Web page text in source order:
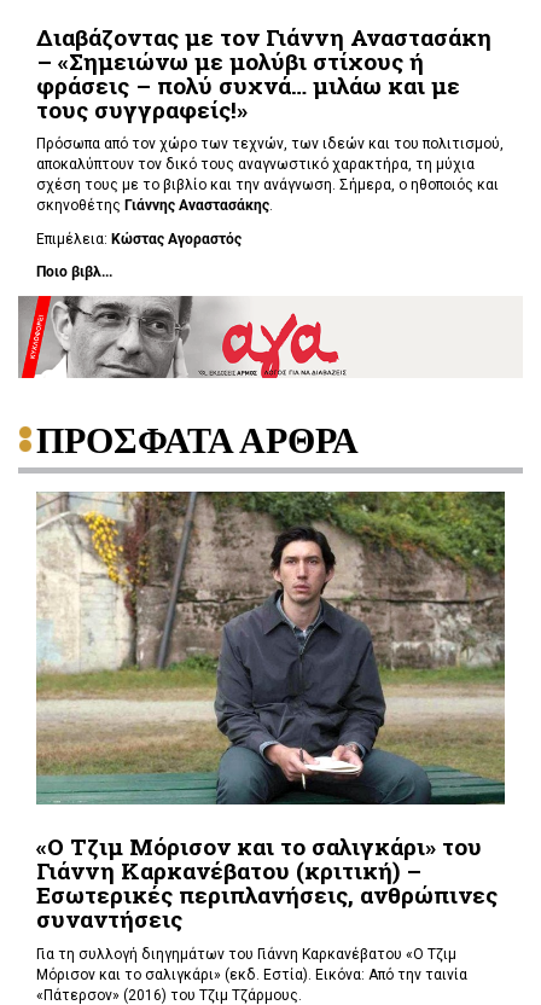
Διαβάζοντας με τον Γιάννη Αναστασάκη
– «Σημειώνω με μολύβι στίχους ή
φράσεις – πολύ συχνά… μιλάω και με
τους συγγραφείς!»
Πρόσωπα από τον χώρο των τεχνών, των ιδεών και του πολιτισμού,
αποκαλύπτουν τον δικό τους αναγνωστικό χαρακτήρα, τη μύχια
σχέση τους με το βιβλίο και την ανάγνωση. Σήμερα, o ηθοποιός και
σκηνοθέτης Γιάννης Αναστασάκης.
Επιμέλεια: Κώστας Αγοραστός
Ποιο βιβλ...
ΠΡΟΣΦΑΤΑ ΑΡΘΡΑ
«Ο Τζιμ Μόρισον και το σαλιγκάρι» του
Γιάννη Καρκανέβατου (κριτική) –
Εσωτερικές περιπλανήσεις, ανθρώπινες
συναντήσεις
Για τη συλλογή διηγημάτων του Γιάννη Καρκανέβατου «Ο Τζιμ
Μόρισον και το σαλιγκάρι» (εκδ. Εστία). Εικόνα: Από την ταινία
«Πάτερσον» (2016) του Τζιμ Τζάρμους.